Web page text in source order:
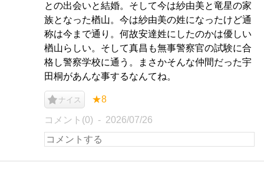
との出会いと結婚。そして今は紗由美と竜星の家
族となった楢山。今は紗由美の姓になったけど通
称は今まで通り。何故安達姓にしたのかは優しい
楢山らしい。そして真昌も無事警察官の試験に合
格し警察学校に通う。まさかそんな仲間だった宇
田桐があんな事するなんてね。
ナイス ★8
コメント(0) 2026/07/26